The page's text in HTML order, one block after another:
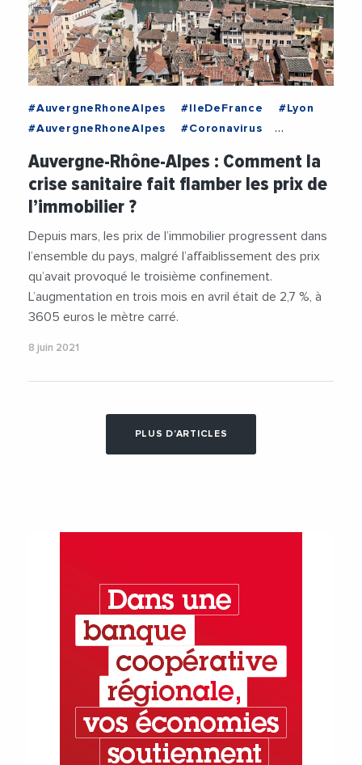
#AuvergneRhoneAlpes #IleDeFrance
#Lyon
#AuvergneRhoneAlpes
#Coronavirus
#IleDeFrance
#Immobilier
#INSEE
#Logement
#Lyon #Ruralite #Urbanisme
Auvergne-Rhône-Alpes : Comment la
crise sanitaire fait flamber les prix de
l’immobilier ?
Depuis mars, les prix de l’immobilier progressent dans
l’ensemble du pays, malgré l’affaiblissement des prix
qu’avait provoqué le troisième confinement.
L’augmentation en trois mois en avril était de 2,7 %, à
3605 euros le mètre carré.
8 juin 2021
PLUS D'ARTICLES